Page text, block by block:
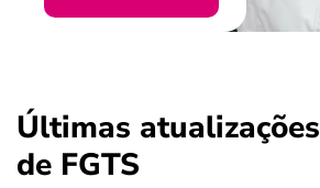
Últimas atualizações
de FGTS